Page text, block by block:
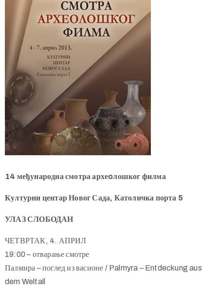
14 међународна смотра археoлошког филма
Културни центар Новог Сада, Католичка порта 5
УЛАЗ СЛОБОДАН
ЧЕТВРТАК, 4. АПРИЛ
19:00 – отварање смотре
Палмира – поглед из васионе / Palmyra – Entdeckung aus
dem Weltall